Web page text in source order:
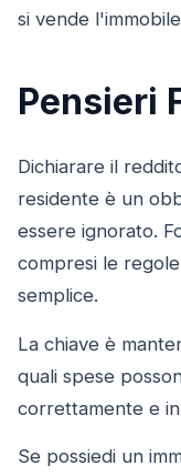
si vende
Pensieri
Dichiarare il
residente è un
essere ignorato.
compresi le
semplice.
La chiave è
quali spese
correttamente e
Se possiedi un